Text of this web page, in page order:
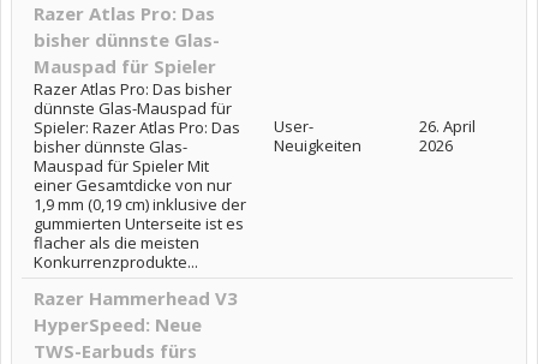
Razer Atlas Pro: Das
bisher dünnste Glas-
Mauspad für Spieler
Razer Atlas Pro: Das bisher
dünnste Glas-Mauspad für
Spieler: Razer Atlas Pro: Das
bisher dünnste Glas-
Mauspad für Spieler Mit
einer Gesamtdicke von nur
1,9 mm (0,19 cm) inklusive der
gummierten Unterseite ist es
flacher als die meisten
Konkurrenzprodukte...
User-
Neuigkeiten
26. April
2026
Razer Hammerhead V3
HyperSpeed: Neue
TWS-Earbuds fürs